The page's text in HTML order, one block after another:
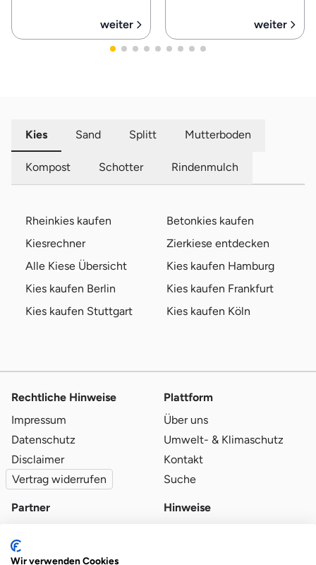
weiter weiter
Kies Sand Splitt Mutterboden
Kompost Schotter Rindenmulch
Rheinkies kaufen
Betonkies kaufen
Kiesrechner
Zierkiese entdecken
Alle Kiese Übersicht
Kies kaufen Hamburg
Kies kaufen Berlin
Kies kaufen Frankfurt
Kies kaufen Stuttgart
Kies kaufen Köln
Rechtliche Hinweise
Impressum
Datenschutz
Disclaimer
Vertrag widerrufen
Plattform
Über uns
Umwelt- & Klimaschutz
Kontakt
Suche
Partner
Qualitätsvoraussetzungen
Hinweise
Wir verwenden Cookies